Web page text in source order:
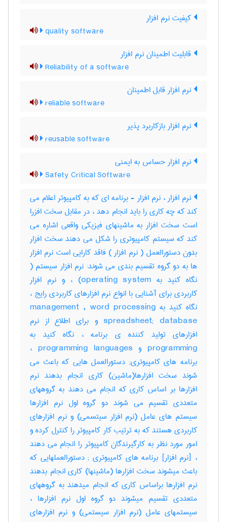
کیفیت نرم افزار
quality software
قابلیت اطمینان نرم افزار
Reliability of a software
نرم افزار قابل اطمینان
reliable software
نرم ‌افزار بازکاربرد پذیر
reusable software
نرم افزار حساس به ایمنی
Safety Critical Software
نرم افزار ، نرم افزار - برنامه ای که به کامپیوتر اعلام می
کند که چه کاری را باید انجام دهد ، در مقابل سخت افزرا
است سخت افزار به ماشینهای فیزیکی واقعی اشاره می
کند که سیستم کامپیوتری را شکل می دهند سخت افزار
بدون دستورالعمل ( نرم افزار ) فاقد کارایی است نرم افزار
ها به دو گروه تقسیم بندی می شوند: نرم افزار سیستم (
نگاه کنید به operating system) ، و نرم افزار
کاربردی برای آشنایی با انواع نرم افزارهای کاربردی رایج ،
نگاه کنید به management , word processing
spreadsheet; database و برای اطلاع از نرم
افزارهای تولید کننده ی برنامه ، نگاه کنید به
programming و programming languages ،
برنامه های کامپیوتری; دستورالعمل هایی که باعث می
شوند سخت افزارها(ماشین) کاری انجام بدهند نرم
افزارها بر اساس کاری که انجام می دهند به گروههای
متعددی تقسیم می شوند دو گروه اول نرم افزارها
سیستم های عامل (نرم افزار سیتسمی) و نرم افزارهای
کاربردی هستند که به ترتیب کار کامپیوتر را کنترل کرده و
امور مورد نظر به کارگیرندگان کامپیوتر را انجام می دهند
، [نرم افزار] برنامه های کامپیوتری‎ ; دستورالعملهایی که
باعث میشوند سخت افزارها (ماشینها) کاری انجام بدهند
نرم افزارها براساس کاری که انجام میدهند به گروههای
متعددی تقسیم میشوند دو گروه اول نرم افزارها ،
سیستمهای عامل (نرم افزار سیستمی) و نرم افزارهای